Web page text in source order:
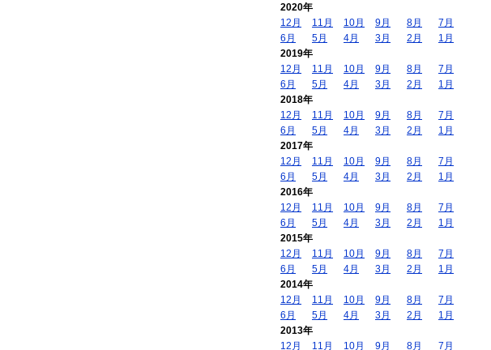
2020年
12月
11月 10月 9月 8月
7月
6月
5月 4月 3月 2月
1月
2019年
12月
11月 10月 9月 8月
7月
6月
5月 4月 3月 2月
1月
2018年
12月
11月 10月 9月 8月
7月
6月
5月 4月 3月 2月
1月
2017年
12月
11月 10月 9月 8月
7月
6月
5月 4月 3月 2月
1月
2016年
12月
11月 10月 9月 8月
7月
6月
5月 4月 3月 2月
1月
2015年
12月
11月 10月 9月 8月
7月
6月
5月 4月 3月 2月
1月
2014年
12月
11月 10月 9月 8月
7月
6月
5月 4月 3月 2月
1月
2013年
12月
11月 10月 9月 8月 7月